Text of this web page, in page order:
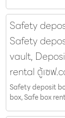
Safety
Safety
vault,
rental ตู้เซฟ
Safety deposit
box, Safe box